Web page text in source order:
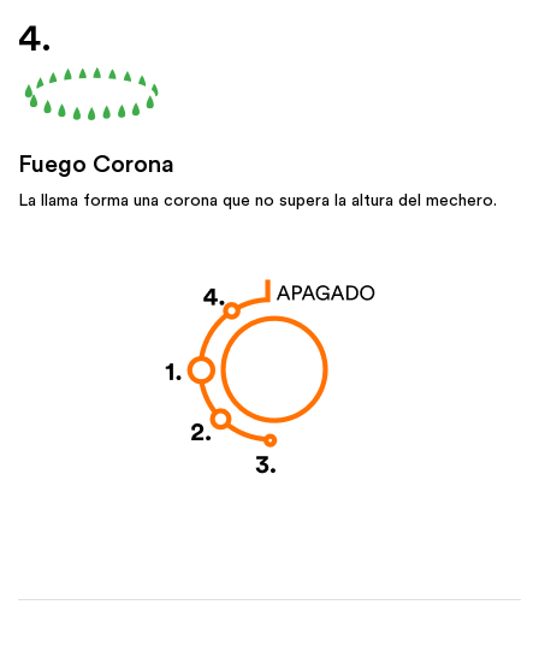
4.
Fuego Corona
La llama forma una corona que no supera la altura del mechero.